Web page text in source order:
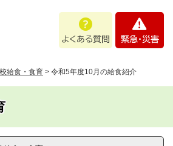
あ
問
・
給食・食育 > 令和5年度10月の給食紹介